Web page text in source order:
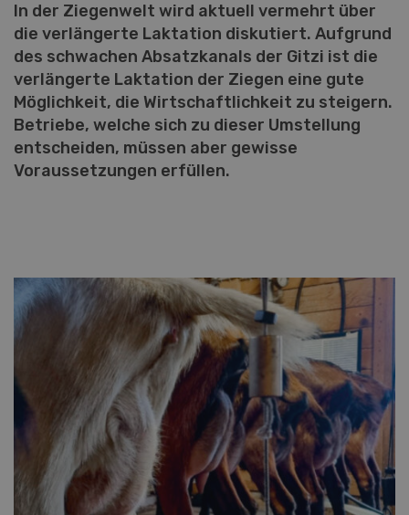
In der Ziegenwelt wird aktuell vermehrt über
die verlängerte Laktation diskutiert. Aufgrund
des schwachen Absatzkanals der Gitzi ist die
verlängerte Laktation der Ziegen eine gute
Möglichkeit, die Wirtschaftlichkeit zu steigern.
Betriebe, welche sich zu dieser Umstellung
entscheiden, müssen aber gewisse
Voraussetzungen erfüllen.